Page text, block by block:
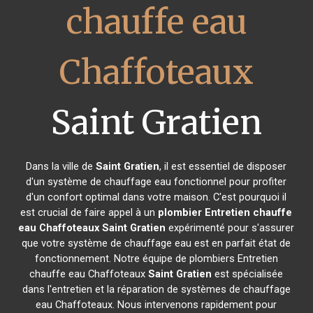
chauffe eau
Chaffoteaux
Saint Gratien
Dans la ville deSaint Gratien, il est essentiel de disposer
d'un système de chauffage eau fonctionnel pour profiter
d'un confort optimal dans votre maison. C'est pourquoi il
est crucial de faire appel à un plombier Entretien chauffe
eau Chaffoteaux Saint Gratien expérimenté pour s'assurer
que votre système de chauffage eau est en parfait état de
fonctionnement. Notre équipe de plombiers Entretien
chauffe eau ChaffoteauxSaint Gratien est spécialisée
dans l'entretien et la réparation de systèmes de chauffage
eau Chaffoteaux. Nous intervenons rapidement pour